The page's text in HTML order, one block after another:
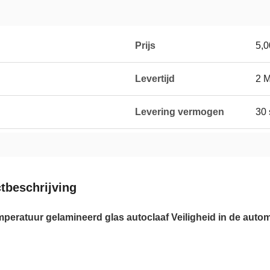
Prijs
Levertijd 2
Levering vermogen 30
gelamineerd glas autoclaaf Veiligheid in de